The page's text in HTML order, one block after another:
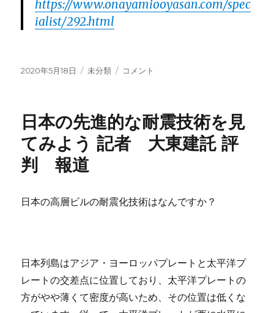
https://www.onayamiooyasan.com/spec
ialist/292.html
投
2020年5月18日
カ
ー
未分類
ス
の
有
名
ト
れ
ぞ
に
コメント
日本の先進的な耐震技術を見
てみよう 記者 大東建託 評
判 報道
日本の高層ビルの耐震化技術はなんですか？
日本列島はアジア・ヨーロッパプレートと太平洋プ
レートの交差点に位置しており、太平洋プレートの
方がやや薄くて密度が高いため、その位置は低くな